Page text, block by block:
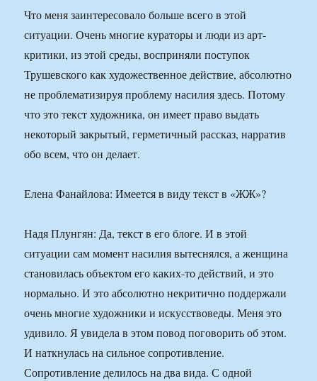
Что меня заинтересовало больше всего в этой
ситуации. Очень многие кураторы и люди из арт-
критики, из этой среды, восприняли поступок
Трушевского как художественное действие, абсолютно
не проблематизируя проблему насилия здесь. Потому
что это текст художника, он имеет право выдать
некоторый закрытый, герметичный рассказ, нарратив
обо всем, что он делает.
Елена Фанайлова: Имеется в виду текст в «ЖЖ»?
Надя Плунгян: Да, текст в его блоге. И в этой
ситуации сам момент насилия вытеснялся, а женщина
становилась объектом его каких-то действий, и это
нормально. И это абсолютно некритично поддержали
очень многие художники и искусствоведы. Меня это
удивило. Я увидела в этом повод поговорить об этом.
И наткнулась на сильное сопротивление.
Сопротивление делилось на два вида. С одной